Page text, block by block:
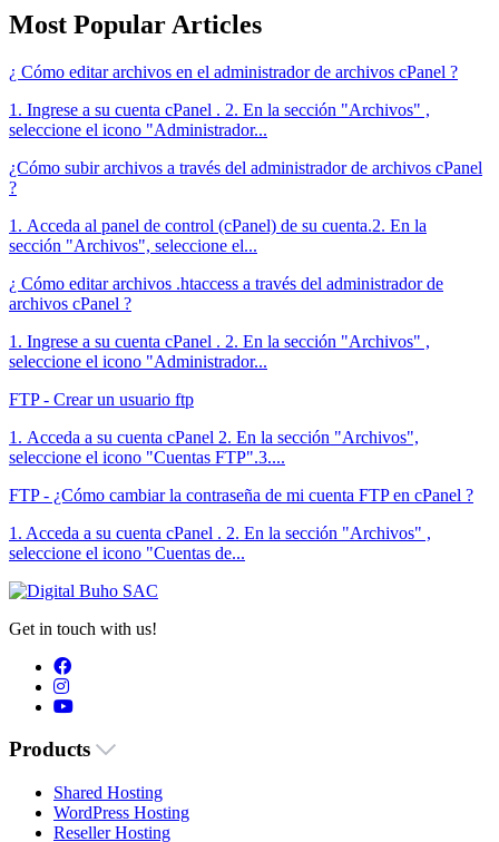
Most Popular Articles
¿ Cómo editar archivos en el administrador de archivos cPanel ?
1. Ingrese a su cuenta cPanel . 2. En la sección "Archivos" ,
seleccione el icono "Administrador...
¿Cómo subir archivos a través del administrador de archivos cPanel
?
1. Acceda al panel de control (cPanel) de su cuenta.2. En la
sección "Archivos", seleccione el...
¿ Cómo editar archivos .htaccess a través del administrador de
archivos cPanel ?
1. Ingrese a su cuenta cPanel . 2. En la sección "Archivos" ,
seleccione el icono "Administrador...
FTP - Crear un usuario ftp
1. Acceda a su cuenta cPanel 2. En la sección "Archivos",
seleccione el icono "Cuentas FTP".3....
FTP - ¿Cómo cambiar la contraseña de mi cuenta FTP en cPanel ?
1. Acceda a su cuenta cPanel . 2. En la sección "Archivos" ,
seleccione el icono "Cuentas de...
Get in touch with us!
Products
Shared Hosting
WordPress Hosting
Reseller Hosting